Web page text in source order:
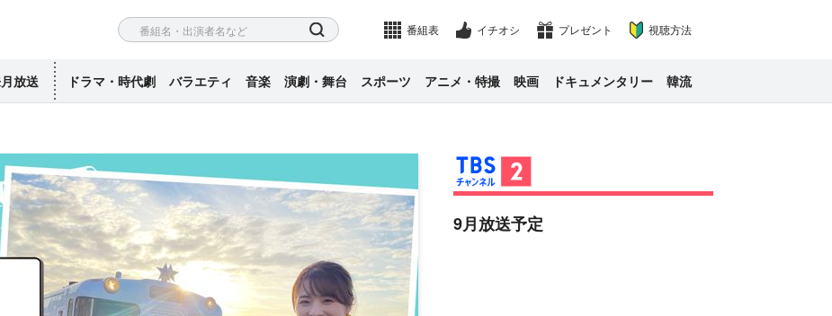
検索 番組表 イチオシ プレゼント 視聴方法
放送 ドラマ・時代劇 バラエティ 音楽 演劇・舞台 スポーツ アニメ・特撮 映画 ドキュメンタリー 韓流
9月放送予定